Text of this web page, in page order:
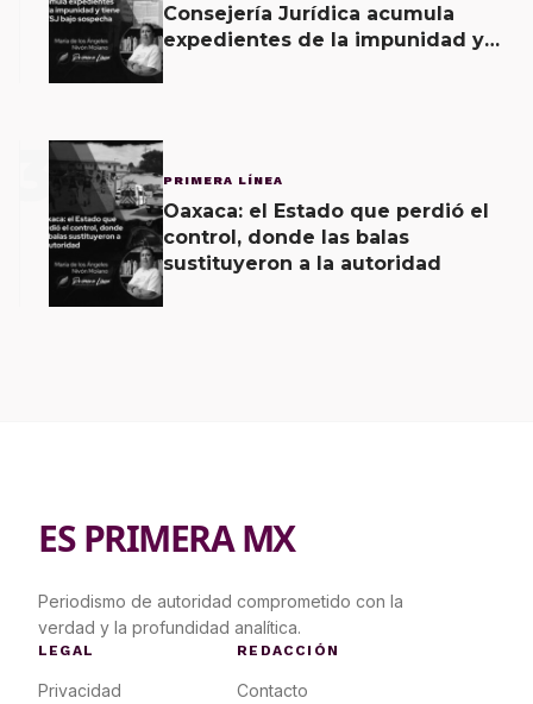
Consejería Jurídica acumula
expedientes de la impunidad y
3 PRIMERA LÍNEA
Oaxaca: el Estado que perdió el
control, donde las balas
sustituyeron a la autoridad
ES PRIMERA MX
Periodismo de autoridad comprometido con la
verdad y la profundidad analítica.
LEGAL
Privacidad
REDACCIÓN
Contacto